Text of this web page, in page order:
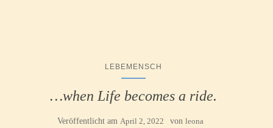
LEBEMENSCH
…when Life becomes a ride.
Veröffentlicht am April 2, 2022 von leona